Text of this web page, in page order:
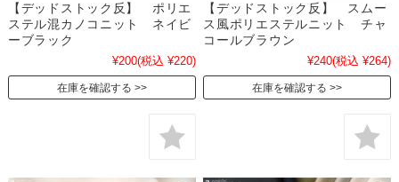
【デッドストック反】 ポリエ
ステル混カノコニット ネイビ
ーブラック
¥200(税込 ¥220)
在庫を確認する
【デッドストック反】 スムー
ス風ポリエステルニット チャ
コールブラウン
¥240(税込 ¥264)
在庫を確認する